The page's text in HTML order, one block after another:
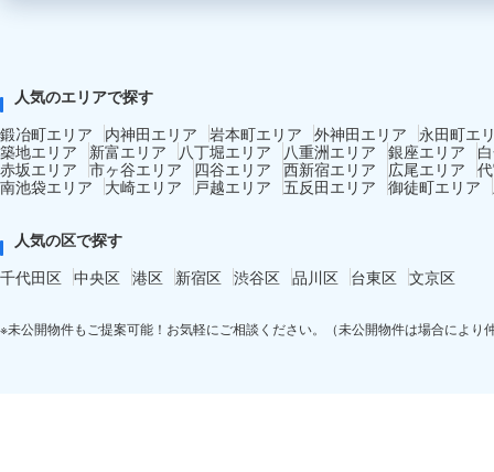
人気のエリアで探す
鍛冶町エリア
内神田エリア 岩本町エリア 外神田エリア
永田町エ
築地エリア
新富エリア 八丁堀エリア 八重洲エリア 銀座エリア
赤坂エリア 市ヶ谷エリア 四谷エリア 西新宿エリア 広尾エリア
南池袋エリア
大崎エリア 戸越エリア 五反田エリア 御徒町エリア
人気の区で探す
千代田区 中央区 港区 新宿区 渋谷区 品川区 台東区 文京区
※未公開物件もご提案可能！お気軽にご相談ください。（未公開物件は場合により